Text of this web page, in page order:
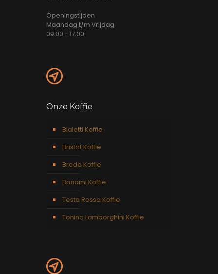
Openingstijden
Maandag t/m Vrijdag
09:00 - 17:00
Onze Koffie
Bialetti Koffie
Bristot Koffie
Breda Koffie
Bonomi Koffie
Testa Rossa Koffie
Tonino Lamborghini Koffie